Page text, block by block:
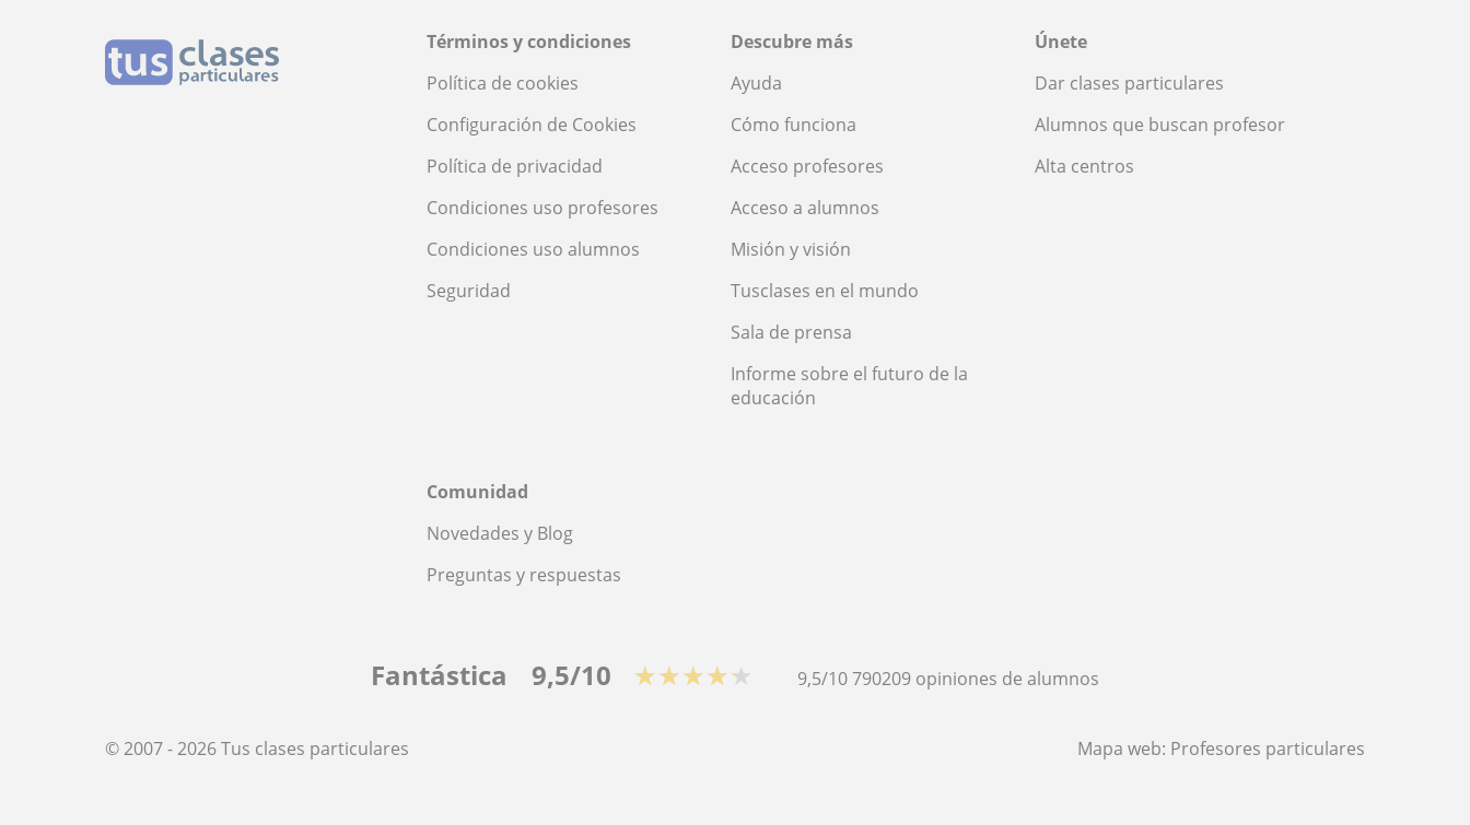
Términos y condiciones
Política de cookies
Configuración de Cookies
Política de privacidad
Condiciones uso profesores
Condiciones uso alumnos
Seguridad
Descubre más
Ayuda
Cómo funciona
Acceso profesores
Acceso a alumnos
Misión y visión
Tusclases en el mundo
Sala de prensa
Informe sobre el futuro de la
educación
Únete
Dar clases particulares
Alumnos que buscan profesor
Alta centros
Comunidad
Novedades y Blog
Preguntas y respuestas
Fantástica 9,5/10 ★★★★★ 9,5/10790209 opiniones de alumnos
© 2007 - 2026 Tus clases particulares Mapa web: Profesores particulares